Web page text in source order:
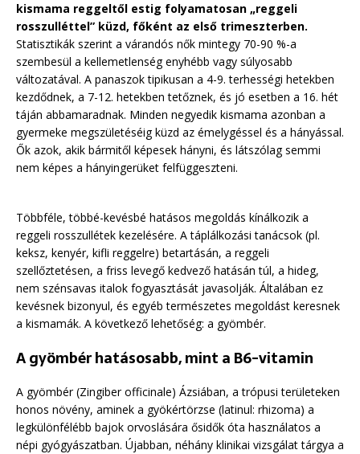
kismama reggeltől estig folyamatosan „reggeli
rosszulléttel” küzd, főként az első trimeszterben.
Statisztikák szerint a várandós nők mintegy 70-90 %-a
szembesül a kellemetlenség enyhébb vagy súlyosabb
változatával. A panaszok tipikusan a 4-9. terhességi hetekben
kezdődnek, a 7-12. hetekben tetőznek, és jó esetben a 16. hét
táján abbamaradnak. Minden negyedik kismama azonban a
gyermeke megszületéséig küzd az émelygéssel és a hányással.
Ők azok, akik bármitől képesek hányni, és látszólag semmi
nem képes a hányingerüket felfüggeszteni.
Többféle, többé-kevésbé hatásos megoldás kínálkozik a
reggeli rosszullétek kezelésére. A táplálkozási tanácsok (pl.
keksz, kenyér, kifli reggelre) betartásán, a reggeli
szellőztetésen, a friss levegő kedvező hatásán túl, a hideg,
nem szénsavas italok fogyasztását javasolják. Általában ez
kevésnek bizonyul, és egyéb természetes megoldást keresnek
a kismamák. A következő lehetőség: a gyömbér.
A gyömbér hatásosabb, mint a B6-vitamin
A gyömbér (Zingiber officinale) Ázsiában, a trópusi területeken
honos növény, aminek a gyökértörzse (latinul: rhizoma) a
legkülönfélébb bajok orvoslására ősidők óta használatos a
népi gyógyászatban. Újabban, néhány klinikai vizsgálat tárgya a